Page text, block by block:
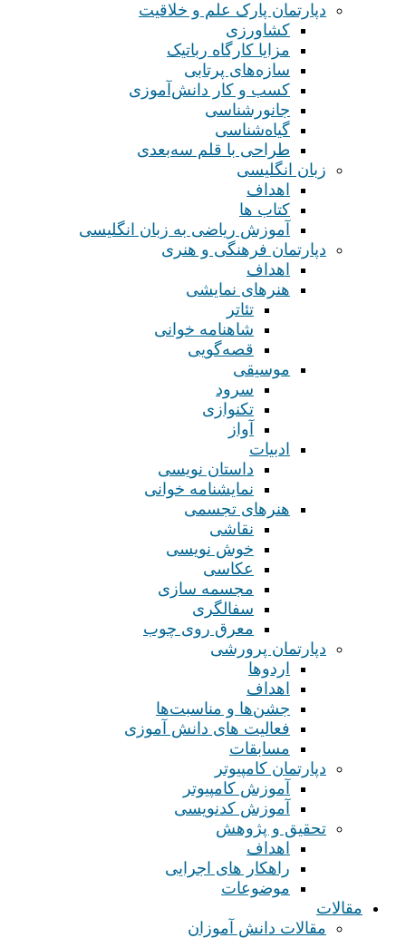
دپارتمان پارک علم و خلاقیت
کشاورزی
مزایا کارگاه رباتیک
سازه‌های پرتابی
کسب و کار دانش‌آموزی
جانورشناسی
گیاه‌شناسی
طراحی با قلم سه‌بعدی
زبان انگلیسی
اهداف
کتاب ها
آموزش ریاضی به زبان انگلیسی
دپارتمان فرهنگی و هنری
اهداف
هنرهای نمایشی
تئاتر
شاهنامه خوانی
قصه‌گویی
موسیقی
سرود
تکنوازی
آواز
ادبیات
داستان نویسی
نمایشنامه خوانی
هنرهای تجسمی
نقاشی
خوش نویسی
عکاسی
مجسمه سازی
سفالگری
معرق روی چوب
دپارتمان پرورشی
اردوها
اهداف
جشن‌ها و مناسبت‌ها
فعالیت های دانش آموزی
مسابقات
دپارتمان کامپیوتر
آموزش کامپیوتر
آموزش کدنویسی
تحقیق و پژوهش
اهداف
راهکار های اجرایی
موضوعات
مقالات
مقالات دانش آموزان